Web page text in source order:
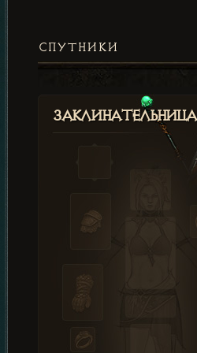
СПУТНИКИ
Заклинательница